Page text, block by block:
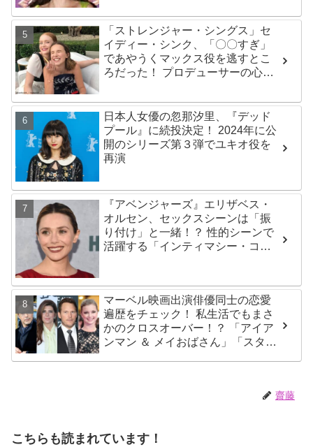
「ストレンジャー・シングス」セ
イディー・シンク、「〇〇すぎ」
であやうくマックス役を逃すとこ
ろだった！ プロデューサーの心を
日本人女優の忽那汐里、『デッド
プール』に続投決定！ 2024年に公
開のシリーズ第３弾でユキオ役を
再演
『アベンジャーズ』エリザベス・
オルセン、セックスシーンは「振
り付け」と一緒！？ 性的シーンで
活躍する「インティマシー・コー
マーベル映画出演俳優同士の恋愛
遍歴をチェック！ 私生活でもまさ
かのクロスオーバー！？ 「アイア
ンマン ＆ メイおばさん」「スタ
齋藤
こちらも読まれています！